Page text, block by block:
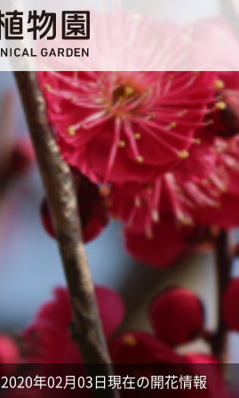
2020年02月03日現在の開花情報